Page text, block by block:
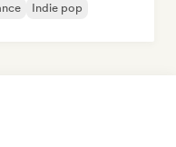
Indie pop